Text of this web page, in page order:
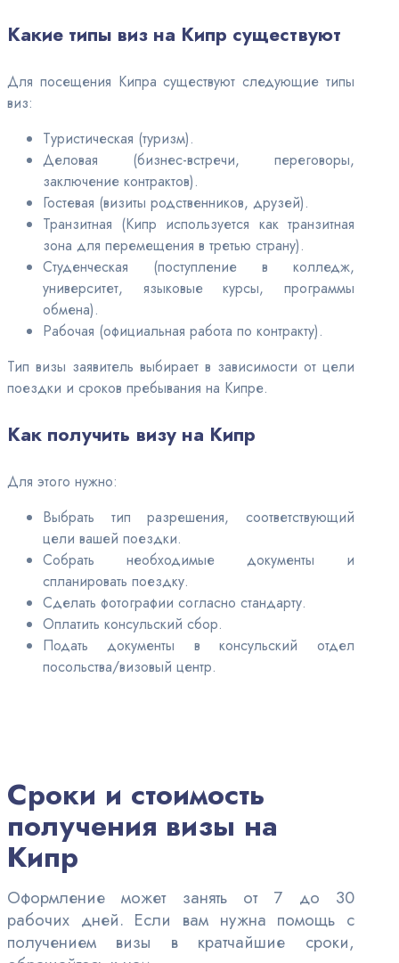
Какие типы виз на Кипр существуют
Для посещения Кипра существуют следующие типы
виз:
Туристическая (туризм).
Деловая (бизнес-встречи, переговоры,
заключение контрактов).
Гостевая (визиты родственников, друзей).
Транзитная (Кипр используется как транзитная
зона для перемещения в третью страну).
Студенческая (поступление в колледж,
университет, языковые курсы, программы
обмена).
Рабочая (официальная работа по контракту).
Тип визы заявитель выбирает в зависимости от цели
поездки и сроков пребывания на Кипре.
Как получить визу на Кипр
Для этого нужно:
Выбрать тип разрешения, соответствующий
цели вашей поездки.
Собрать необходимые документы и
спланировать поездку.
Сделать фотографии согласно стандарту.
Оплатить консульский сбор.
Подать документы в консульский отдел
посольства/визовый центр.
Сроки и стоимость
получения визы на
Кипр
Оформление может занять от 7 до 30
рабочих дней. Если вам нужна помощь с
получением визы в кратчайшие сроки,